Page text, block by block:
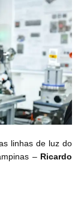
linhas de luz do
– Ricardo